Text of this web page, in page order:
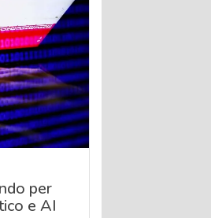
per
e AI